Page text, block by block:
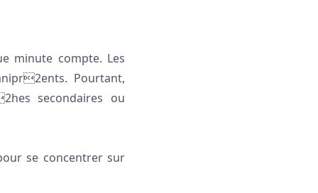
minute compte. Les
Pourtant,
secondaires ou
se concentrer sur